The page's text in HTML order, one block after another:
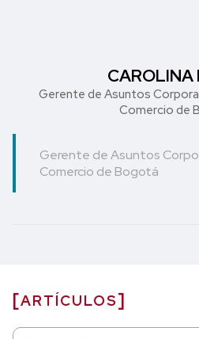
CAROLINA
Gerente de Asuntos
Comercio de
Gerente de Asuntos
Comercio de Bogotá
ARTÍCULOS